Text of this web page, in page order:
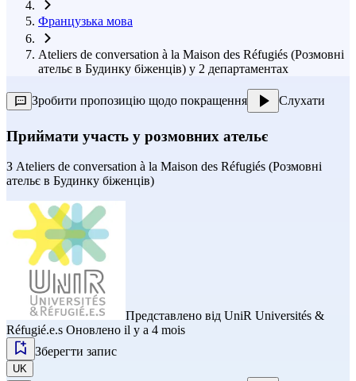
Французька мова
Ateliers de conversation à la Maison des Réfugiés (Розмовні
ательє в Будинку біженців) у 2 департаментах
Зробити пропозицію щодо покращення Слухати
Приймати участь у розмовних ательє
З Ateliers de conversation à la Maison des Réfugiés (Розмовні
ательє в Будинку біженців)
Представлено від UniR Universités &
Réfugié.e.s Оновлено il y a 4 mois
Зберегти запис
UK